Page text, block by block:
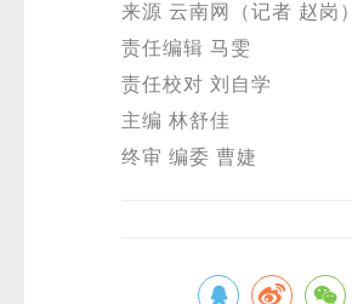
来源 云南网（记者 赵岗）
责任编辑 马雯
责任校对 刘自学
主编 林舒佳
终审 编委 曹婕